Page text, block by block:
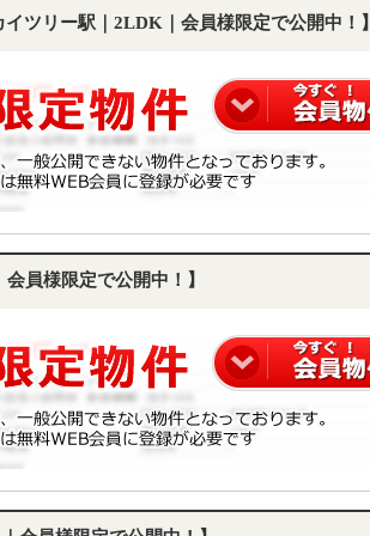
ツリー駅｜2LDK｜会員様限定で公開中！】
員様限定で公開中！】